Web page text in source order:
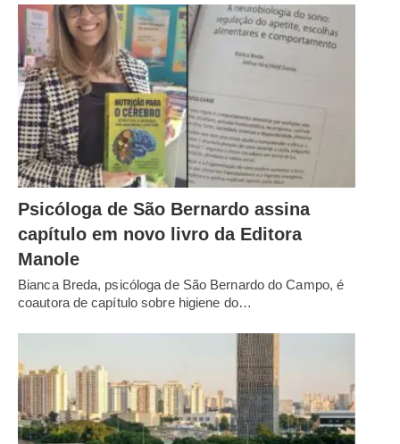
Psicóloga de São Bernardo assina
capítulo em novo livro da Editora
Manole
Bianca Breda, psicóloga de São Bernardo do Campo, é
coautora de capítulo sobre higiene do…